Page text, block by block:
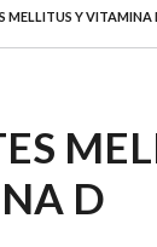
MELLITUS Y VITAMINA
D